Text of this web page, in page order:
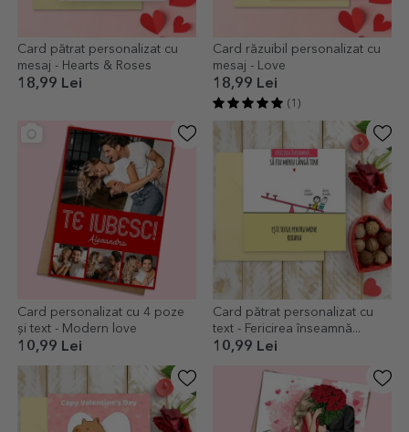
Card pătrat personalizat cu
mesaj - Hearts & Roses
18,99 Lei
Card răzuibil personalizat cu
mesaj - Love
18,99 Lei
(1)
Card personalizat cu 4 poze
și text - Modern love
10,99 Lei
Card pătrat personalizat cu
text - Fericirea înseamnă...
10,99 Lei